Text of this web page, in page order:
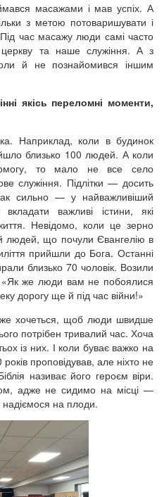
масажами і мав успіх. А
з метою потоваришувати і
час масажу люди самі часто
та наше служіння. А з
й не познайомився іншим
якісь переломні моменти,
Наприклад, коли в будинок
близько 100 людей. А коли
то мало не все село
служіння. Підлітки — досить
сильно — у найважливіший
важливі істини, які
Невідомо, коли це зерно
людей, що почули Євангелію в
прийшли до Бога. Останні
близько 70 чоловік. Возили
«Як же люди вам не побоялися
дорогу ще й під час війни!»
хочеться, щоб люди швидше
потрібен тривалий час. Хоча
із них. І коли буває важко на
проповідував, але ніхто не
називає його героєм віри.
адже не сидимо на місці —
на плоди.